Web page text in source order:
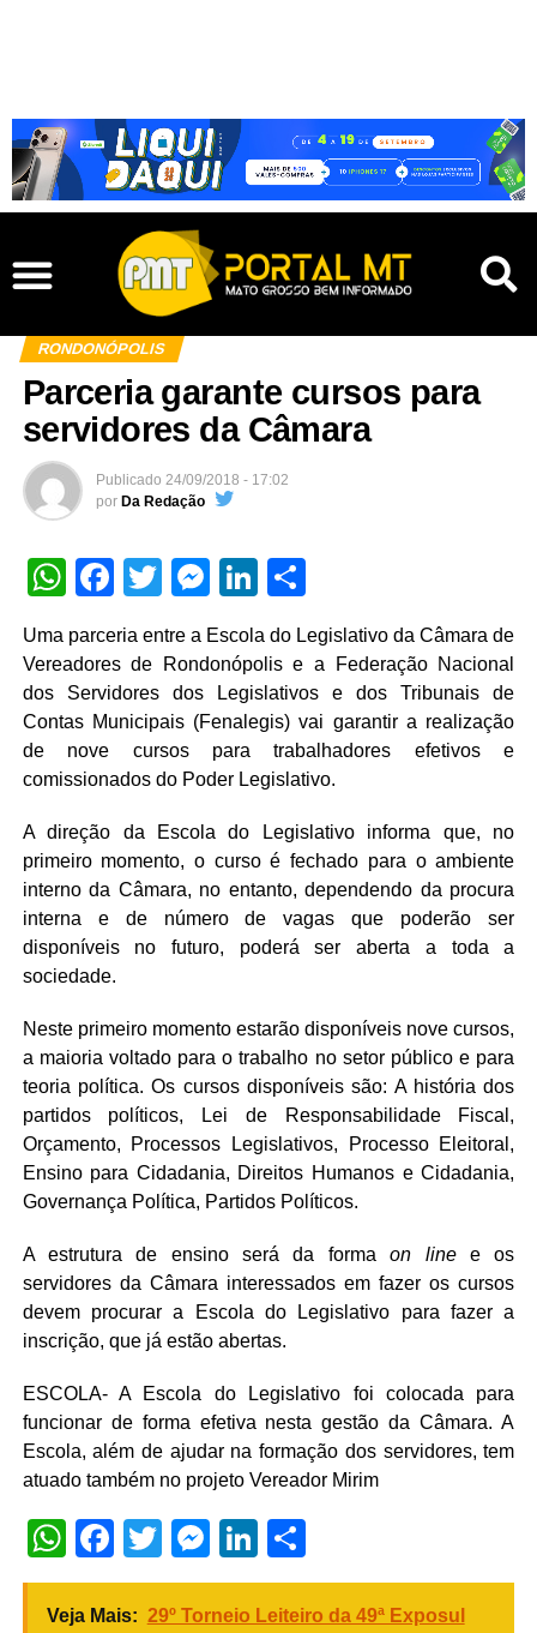
RONDONÓPOLIS
Parceria garante cursos para
servidores da Câmara
Publicado 24/09/2018 - 17:02
por Da Redação
WhatsApp
Facebook
TwitterMessenger
LinkedIn
Uma parceria entre a Escola do Legislativo da Câmara de
Vereadores de Rondonópolis e a Federação Nacional
dos Servidores dos Legislativos e dos Tribunais de
Contas Municipais (Fenalegis) vai garantir a realização
de nove cursos para trabalhadores efetivos e
comissionados do Poder Legislativo.
A direção da Escola do Legislativo informa que, no
primeiro momento, o curso é fechado para o ambiente
interno da Câmara, no entanto, dependendo da procura
interna e de número de vagas que poderão ser
disponíveis no futuro, poderá ser aberta a toda a
sociedade.
Neste primeiro momento estarão disponíveis nove cursos,
a maioria voltado para o trabalho no setor público e para
teoria política. Os cursos disponíveis são: A história dos
partidos políticos, Lei de Responsabilidade Fiscal,
Orçamento, Processos Legislativos, Processo Eleitoral,
Ensino para Cidadania, Direitos Humanos e Cidadania,
Governança Política, Partidos Políticos.
A estrutura de ensino será da formaon linee os
servidores da Câmara interessados em fazer os cursos
devem procurar a Escola do Legislativo para fazer a
inscrição, que já estão abertas.
ESCOLA- A Escola do Legislativo foi colocada para
funcionar de forma efetiva nesta gestão da Câmara. A
Escola, além de ajudar na formação dos servidores, tem
atuado também no projeto Vereador Mirim
WhatsApp
Facebook
TwitterMessenger
LinkedIn
Veja Mais: 29º Torneio Leiteiro da 49ª Exposul